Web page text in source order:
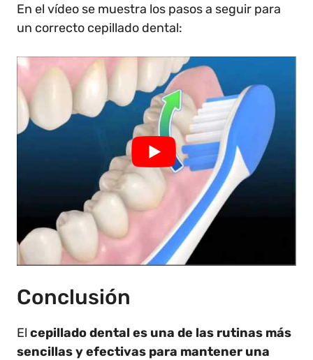
En el vídeo se muestra los pasos a seguir para
un correcto cepillado dental:
Conclusión
El cepillado dental es una de las rutinas más
sencillas y efectivas para mantener una